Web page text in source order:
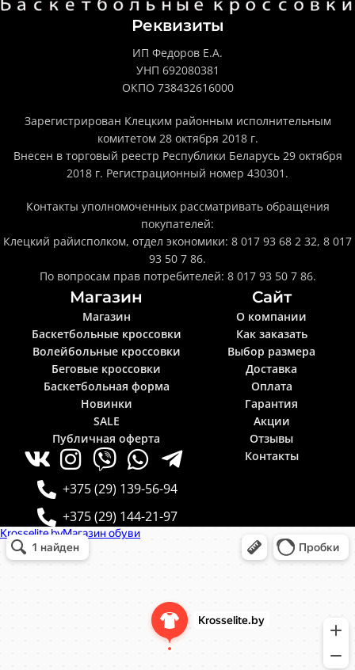
Реквизиты
ИП Федоров Е.А.
УНП 692080381
ОКПО 738432616000
Зарегистрирован Клецким районным исполнительным
комитетом 28 октября 2018 г.
Внесен в торговый реестр Республики Беларусь 29 октября
2018 г. Регистрационный номер 430301.
Контакты уполномоченных рассматривать обращения
покупателей:
Клецкий райисполком, отдел экономики: 8 017 93 68 2 32, 8 017
93 50 7 86.
По вопросам прав потребителей: 8 017 93 50 7 86.
Магазин
Магазин
Баскетбольные кроссовки
Волейбольные кроссовки
Беговые кроссовки
Баскетбольная форма
Новинки
SALE
Публичная оферта
+375 (29) 139-56-94
+375 (29) 144-21-97
Сайт
О компании
Как заказать
Выбор размера
Доставка
Оплата
Гарантия
Акции
Отзывы
Контакты
Krosselite.by
Информационный интернет-сайт в Минске